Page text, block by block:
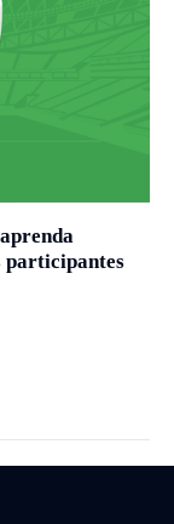
participantes